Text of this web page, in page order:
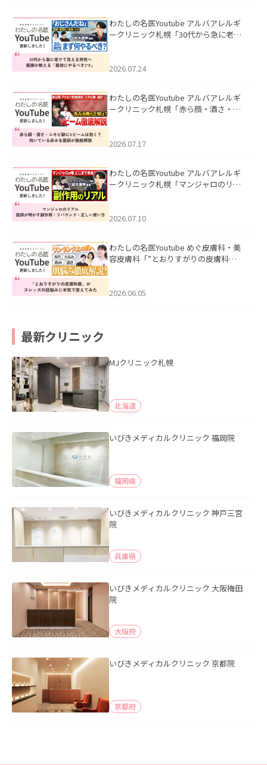
わたしの名医Youtube アルバアレルギ
ークリニック札幌「30代から急に老け
た。
2026.07.24
わたしの名医Youtube アルバアレルギ
ークリニック札幌「赤ら顔・酒さ・ニ
した。
2026.07.17
わたしの名医Youtube アルバアレルギ
ークリニック札幌「マンジャロのリア
た。
2026.07.10
わたしの名医Youtube めぐ皮膚科・美
容皮膚科「”とおりすがりの皮膚科
2026.06.05
最新クリニック
MJクリニック札幌
北海道
いびきメディカルクリニック 福岡院
福岡県
いびきメディカルクリニック 神戸三宮
院
兵庫県
いびきメディカルクリニック 大阪梅田
院
大阪府
いびきメディカルクリニック 京都院
京都府